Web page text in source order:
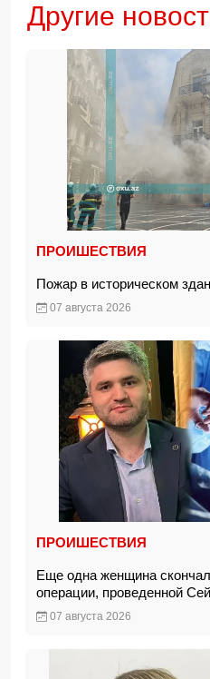
Другие
ПРОИШЕСТВИЯ
Пожар в историческом
07 августа 2026
ПРОИШЕСТВИЯ
Еще одна женщина
операции, проведенной
07 августа 2026